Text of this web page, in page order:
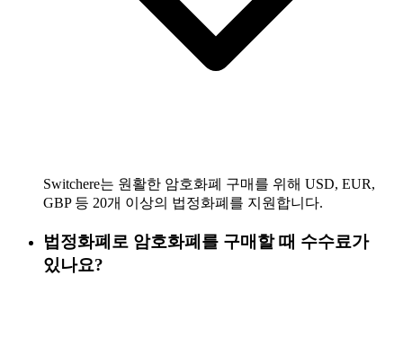
Switchere는 원활한 암호화폐 구매를 위해 USD, EUR,
GBP 등 20개 이상의 법정화폐를 지원합니다.
법정화폐로 암호화폐를 구매할 때 수수료가
있나요?